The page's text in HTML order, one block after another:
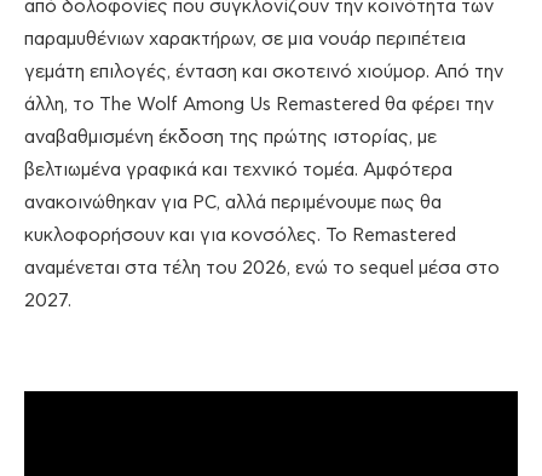
από δολοφονίες που συγκλονίζουν την κοινότητα των
παραμυθένιων χαρακτήρων, σε μια νουάρ περιπέτεια
γεμάτη επιλογές, ένταση και σκοτεινό χιούμορ. Από την
άλλη, το The Wolf Among Us Remastered θα φέρει την
αναβαθμισμένη έκδοση της πρώτης ιστορίας, με
βελτιωμένα γραφικά και τεχνικό τομέα. Αμφότερα
ανακοινώθηκαν για PC, αλλά περιμένουμε πως θα
κυκλοφορήσουν και για κονσόλες. Το Remastered
αναμένεται στα τέλη του 2026, ενώ το sequel μέσα στο
2027.